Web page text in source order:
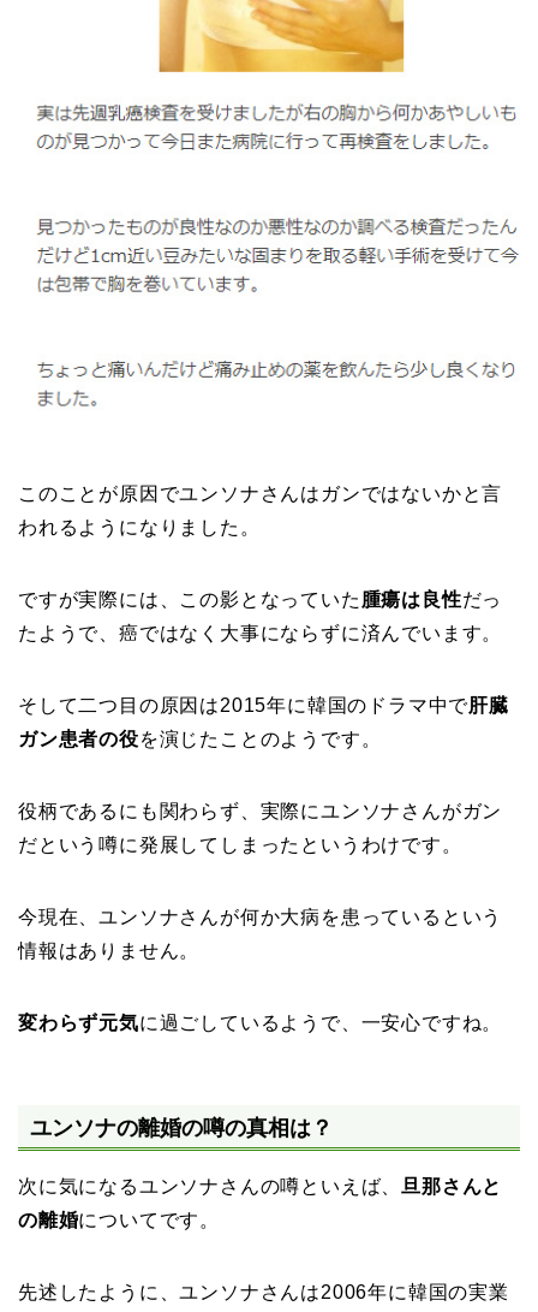
このことが原因でユンソナさんはガンではないかと言
われるようになりました。
ですが実際には、この影となっていた 腫瘍は良性だっ
たようで、癌ではなく大事にならずに済んでいます。
そして二つ目の原因は2015年に韓国のドラマ中で肝臓
ガン患者の役を演じたことのようです。
役柄であるにも関わらず、実際にユンソナさんがガン
だという噂に発展してしまったというわけです。
今現在、ユンソナさんが何か大病を患っているという
情報はありません。
変わらず元気に過ごしているようで、一安心ですね。
ユンソナの離婚の噂の真相は？
次に気になるユンソナさんの噂といえば、旦那さんと
の離婚についてです。
先述したように、ユンソナさんは2006年に韓国の実業